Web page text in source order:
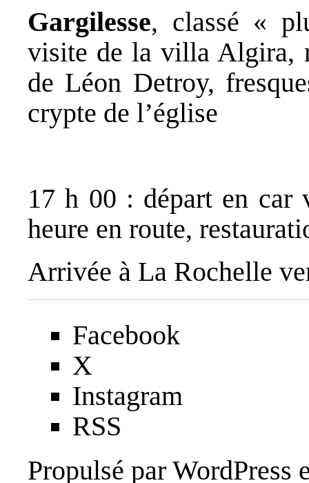
Gargilesse, classé «
visite de la villa Algira,
de Léon Detroy,
crypte de l’église
17 h 00 : départ en car
heure en route,
Arrivée à La Rochelle
Facebook
X
Instagram
RSS
Propulsé par WordPress